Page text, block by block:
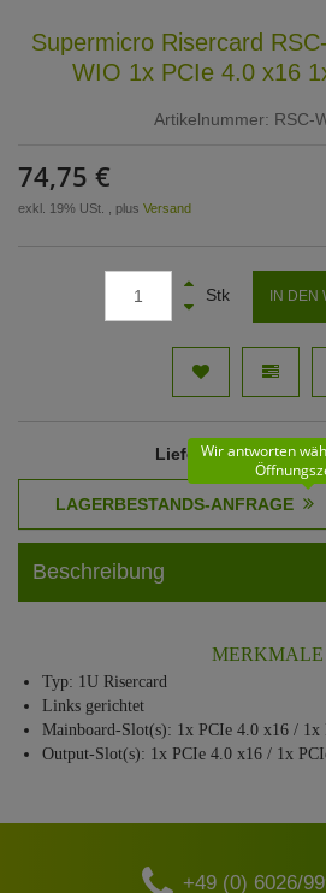
Supermicro Risercard
WIO 1x PCIe 4.0 x16
Artikelnummer: RSC-
74,75 €
exkl. 19% USt. , plus Versand
Stk IN DEN
Lieferzeit: 61 - 62
Wir antworten
Beschreibung
MERKMALE
Typ: 1U Risercard
Links gerichtet
Mainboard-Slot(s): 1x PCIe 4.0 x16 /
Output-Slot(s): 1x PCIe 4.0 x16 / 1x
+49 (0) 6026/